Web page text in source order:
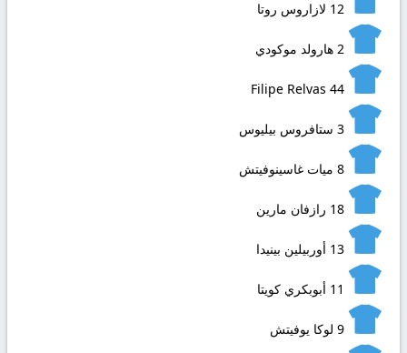
12 لازاروس روتا
2 هارولد موكودي
44
Filipe Relvas
3 ستافروس بيليوس
8 ميات غاسينوفيتش
18 رازفان مارين
13 أوربيلين بينيدا
11 أبوبكري كويتا
9 لوكا يوفيتش